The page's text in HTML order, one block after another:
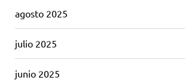
agosto 2025
julio 2025
junio 2025